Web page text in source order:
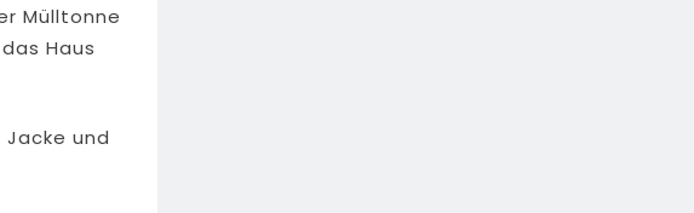
Mülltonne
Haus
und